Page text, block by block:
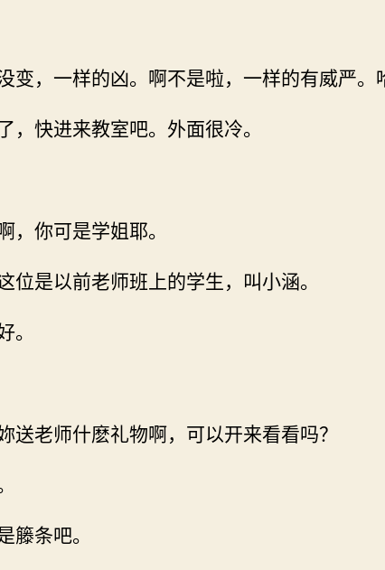
变，一样的凶。啊不是啦，一样的有威严。
，快进来教室吧。外面很冷。
，你可是学姐耶。
位是以前老师班上的学生，叫小涵。
。
送老师什麽礼物啊，可以开来看看吗？
籐条吧。